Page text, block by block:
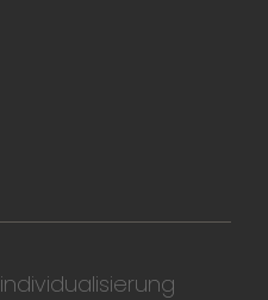
individualisierung